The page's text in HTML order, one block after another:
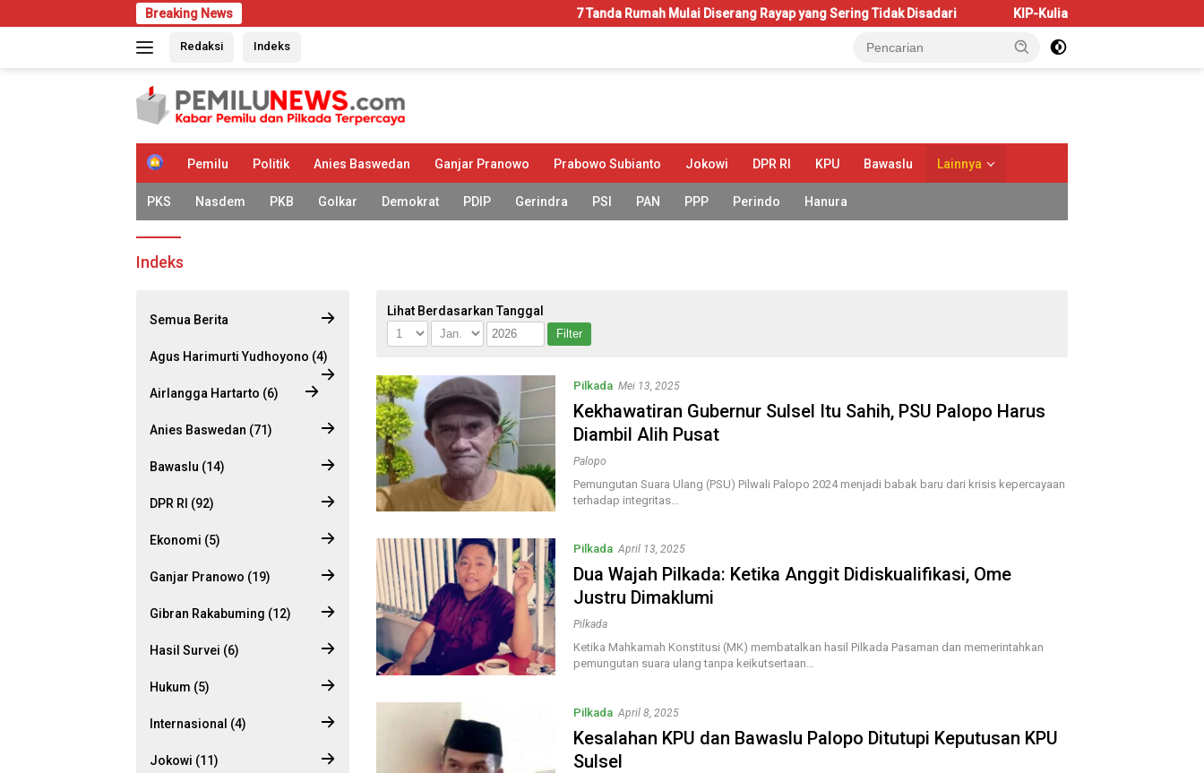
ke
Breaking News 7 Tanda Rumah Mulai Diserang Rayap yang Sering Tidak Disadari KIP-Kuliah: Hak atau Amanah?
Redaksi Indeks
H
m
e
Pemilu Politik Anies Baswedan Ganjar Pranowo Prabowo Subianto Jokowi DPR RI KPU Bawaslu Lainnya
PKS Nasdem PKB Golkar Demokrat PDIP Gerindra PSI PAN PPP Perindo Hanura
Indeks
Semua Berita
Agus Harimurti Yudhoyono (4)
Airlangga Hartarto (6)
Anies Baswedan (71)
Bawaslu (14)
DPR RI (92)
Ekonomi (5)
Ganjar Pranowo (19)
Gibran Rakabuming (12)
Hasil Survei (6)
Hukum (5)
Internasional (4)
Jokowi (11)
Lihat Berdasarkan Tanggal
Pilkada Mei 13, 2025
Kekhawatiran Gubernur Sulsel Itu Sahih, PSU Palopo Harus
Diambil Alih Pusat
Palopo
Pemungutan Suara Ulang (PSU) Pilwali Palopo 2024 menjadi babak baru dari krisis kepercayaan
terhadap integritas…
Pilkada April 13, 2025
Dua Wajah Pilkada: Ketika Anggit Didiskualifikasi, Ome
Justru Dimaklumi
Pilkada
Ketika Mahkamah Konstitusi (MK) membatalkan hasil Pilkada Pasaman dan memerintahkan
pemungutan suara ulang tanpa keikutsertaan…
Pilkada April 8, 2025
Kesalahan KPU dan Bawaslu Palopo Ditutupi Keputusan KPU
Sulsel